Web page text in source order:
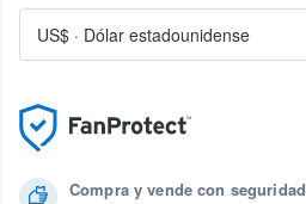
Compra y vende con seguridad
US$ · Dólar estadounidense